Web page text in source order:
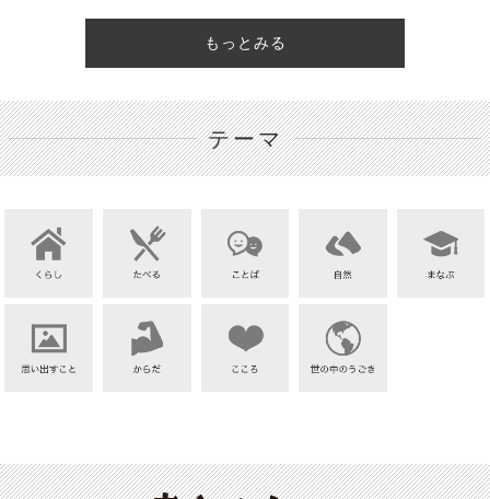
もっとみる
テーマ